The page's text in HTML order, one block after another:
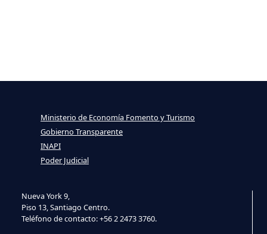
Nueva York 9,
Piso 13, Santiago Centro.
Teléfono de contacto: +56 2 2473 3760.
Ministerio de Economía Fomento y Turismo
Gobierno Transparente
INAPI
Poder Judicial